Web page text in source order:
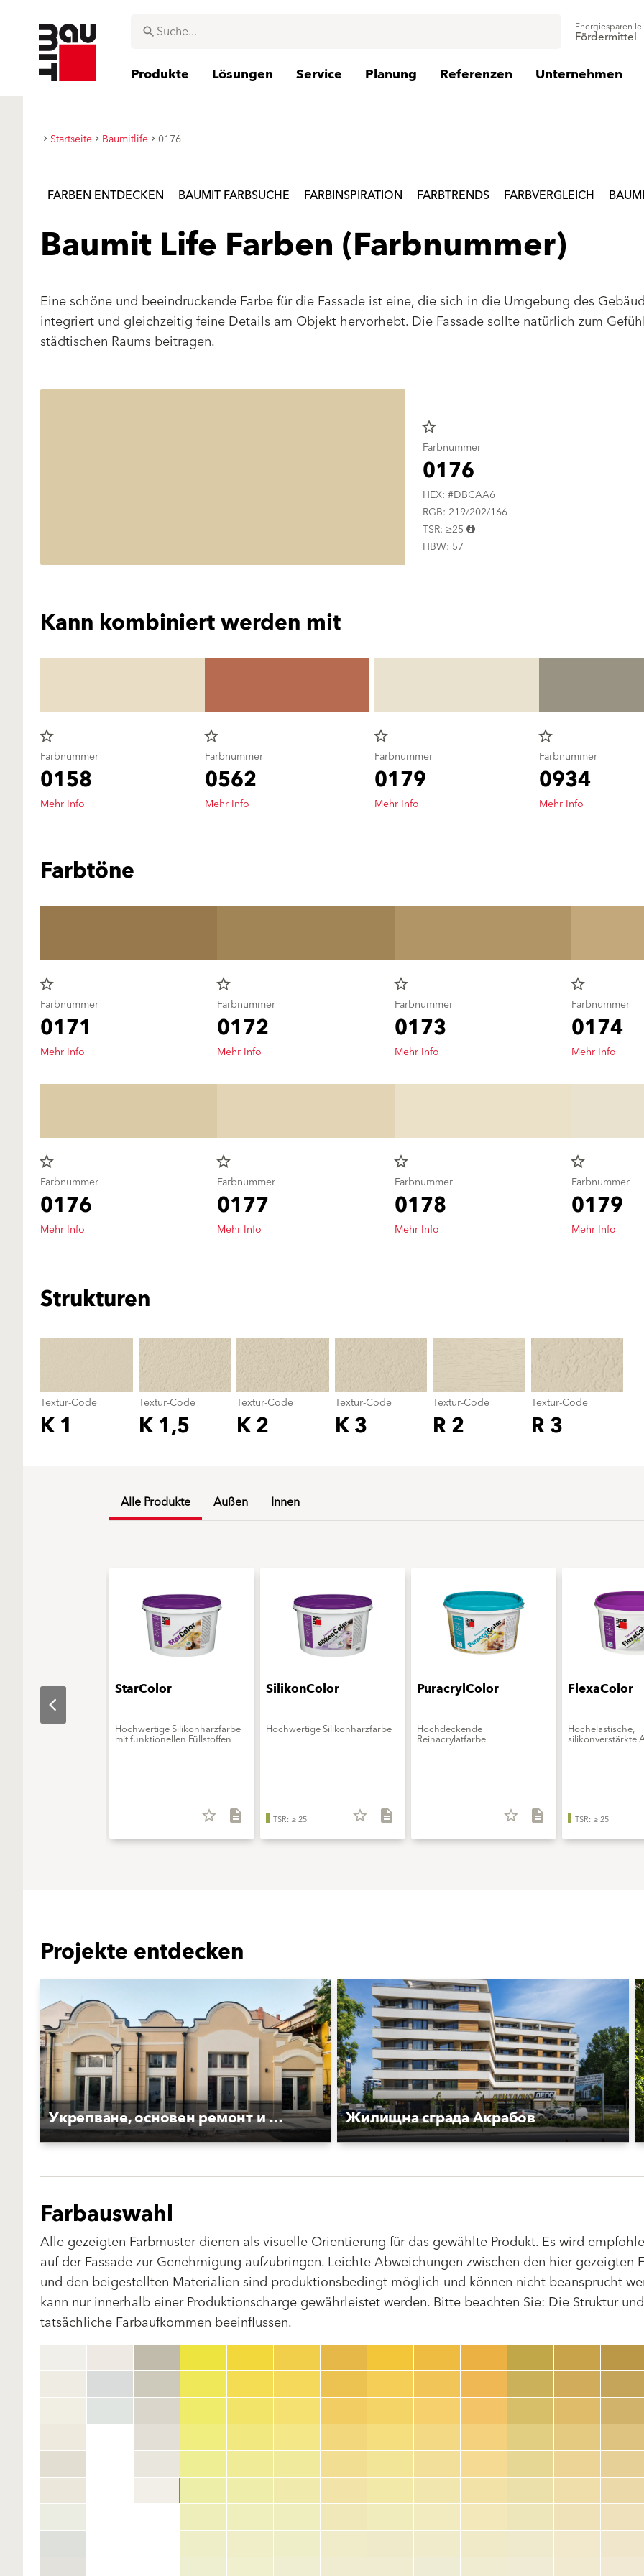
Energiesparen
Fördermittel
Produkte Lösungen Service Planung Referenzen Unternehmen
Startseite Baumitlife 0176
FARBEN ENTDECKEN BAUMIT FARBSUCHE FARBINSPIRATION FARBTRENDS FARBVERGLEICH
Baumit Life Farben (Farbnummer)
Eine schöne und beeindruckende Farbe für die Fassade ist eine, die sich in die Umgebung des
integriert und gleichzeitig feine Details am Objekt hervorhebt. Die Fassade sollte natürlich zum
städtischen Raums beitragen.
star_border
Farbnummer
0176
HEX: #DBCAA6
RGB: 219/202/166
TSR: ≥25
HBW: 57
Kann kombiniert werden mit
star_border
Farbnummer
0158
Mehr Info
star_border
Farbnummer
0562
Mehr Info
star_border
Farbnummer
0179
Mehr Info
star_border
Farbnummer
0934
Mehr Info
Farbtöne
star_border
Farbnummer
0171
Mehr Info
star_border
Farbnummer
0172
Mehr Info
star_border
Farbnummer
0173
Mehr Info
star_border
Farbnummer
0174
Mehr Info
star_border
Farbnummer
0176
Mehr Info
star_border
Farbnummer
0177
Mehr Info
star_border
Farbnummer
0178
Mehr Info
star_border
Farbnummer
0179
Mehr Info
Strukturen
Textur-Code
K 1
Textur-Code
K 1,5
Textur-Code
K 2
Textur-Code
K 3
Textur-Code
R 2
Textur-Code
R 3
Alle Produkte Außen Innen
StarColor
Hochwertige Silikonharzfarbe
mit funktionellen Füllstoffen
star_border description
SilikonColor
Hochwertige Silikonharzfarbe
TSR: ≥ 25 star_border description
PuracrylColor
Hochdeckende
Reinacrylatfarbe
star_border description
FlexaColor
Hochelastische,
silikonverstärkte
TSR: ≥ 25
Projekte entdecken
Укрепване, основен ремонт и реставрация на фасада към ул. "Г. С. Раковски" Жилищна сграда Акрабов
Farbauswahl
Alle gezeigten Farbmuster dienen als visuelle Orientierung für das gewählte Produkt. Es wird
auf der Fassade zur Genehmigung aufzubringen. Leichte Abweichungen zwischen den hier gezeigten
und den beigestellten Materialien sind produktionsbedingt möglich und können nicht beansprucht
kann nur innerhalb einer Produktionscharge gewährleistet werden. Bitte beachten Sie: Die Struktur
tatsächliche Farbaufkommen beeinflussen.
color_name
HEX:hex_code
HBW:hbw_code